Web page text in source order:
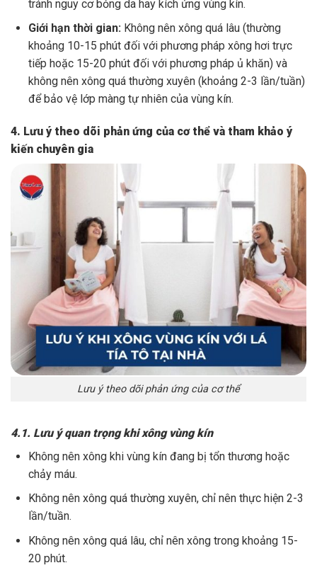
tránh nguy cơ bỏng da hay kích ứng vùng kín.
Giới hạn thời gian: Không nên xông quá lâu (thường
khoảng 10-15 phút đối với phương pháp xông hơi trực
tiếp hoặc 15-20 phút đối với phương pháp ủ khăn) và
không nên xông quá thường xuyên (khoảng 2-3 lần/tuần)
để bảo vệ lớp màng tự nhiên của vùng kín.
4. Lưu ý theo dõi phản ứng của cơ thể và tham khảo ý
kiến chuyên gia
Lưu ý theo dõi phản ứng của cơ thể
4.1. Lưu ý quan trọng khi xông vùng kín
Không nên xông khi vùng kín đang bị tổn thương hoặc
chảy máu.
Không nên xông quá thường xuyên, chỉ nên thực hiện 2-3
lần/tuần.
Không nên xông quá lâu, chỉ nên xông trong khoảng 15-
20 phút.